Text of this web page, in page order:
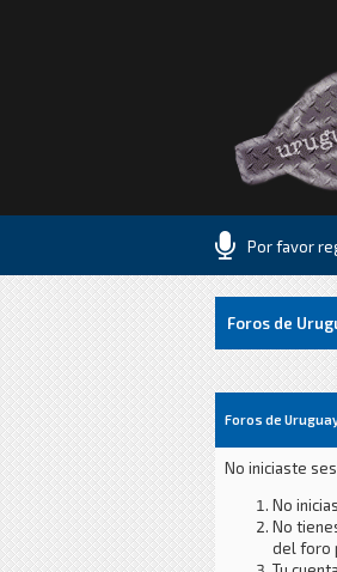
Por favor
Foros de
Foros de
No iniciaste
No
No
del foro